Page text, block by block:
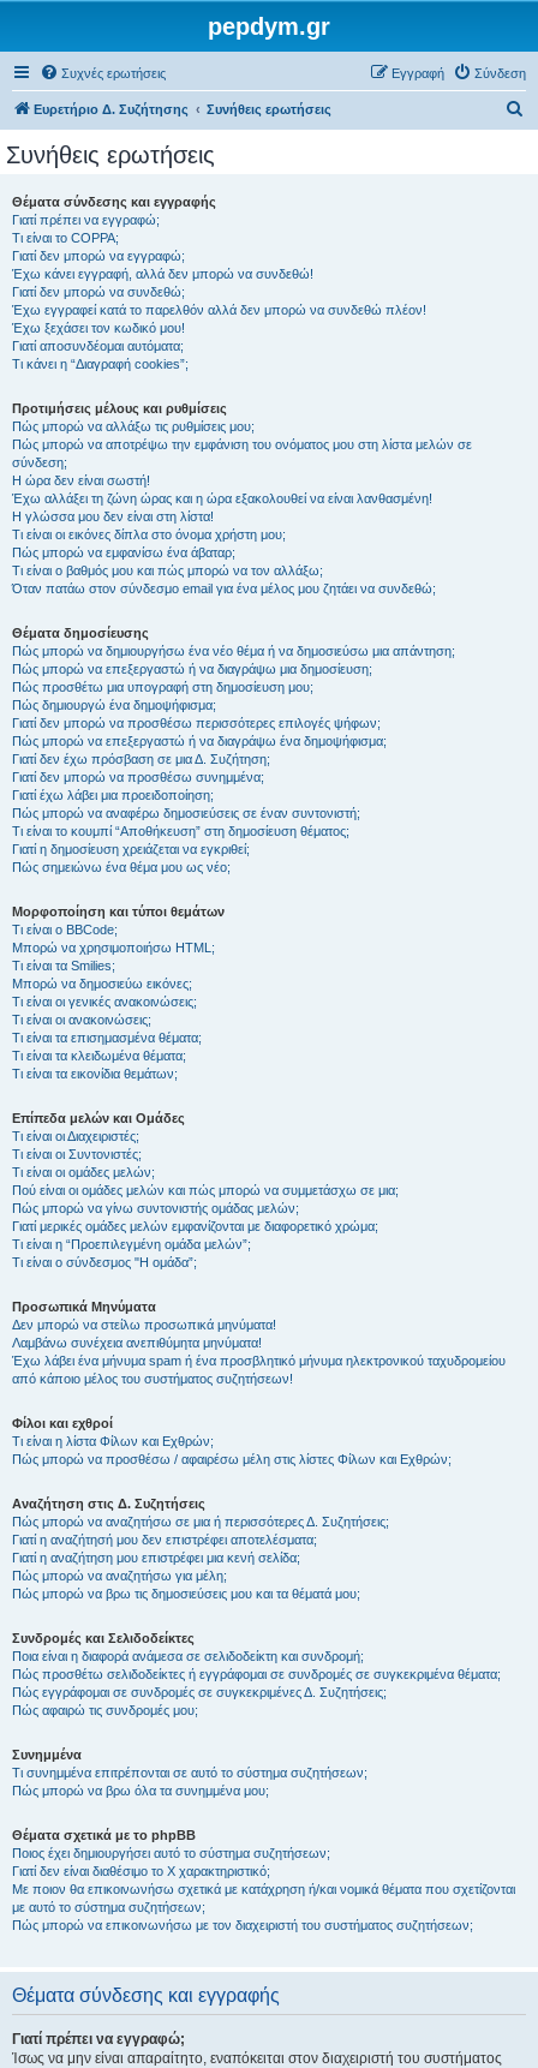
pepdym.gr
Συχνές ερωτήσεις Σύνδεση
Εγγραφή
Ευρετήριο Δ. Συζήτησης Συνήθεις ερωτήσεις
Συνήθεις ερωτήσεις
Θέματα σύνδεσης και εγγραφής
Γιατί πρέπει να εγγραφώ;
Τι είναι το COPPA;
Γιατί δεν μπορώ να εγγραφώ;
Έχω κάνει εγγραφή, αλλά δεν μπορώ να συνδεθώ!
Γιατί δεν μπορώ να συνδεθώ;
Έχω εγγραφεί κατά το παρελθόν αλλά δεν μπορώ να συνδεθώ πλέον!
Έχω ξεχάσει τον κωδικό μου!
Γιατί αποσυνδέομαι αυτόματα;
Τι κάνει η “Διαγραφή cookies”;
Προτιμήσεις μέλους και ρυθμίσεις
Πώς μπορώ να αλλάξω τις ρυθμίσεις μου;
Πώς μπορώ να αποτρέψω την εμφάνιση του ονόματος μου στη λίστα μελών σε
σύνδεση;
Η ώρα δεν είναι σωστή!
Έχω αλλάξει τη ζώνη ώρας και η ώρα εξακολουθεί να είναι λανθασμένη!
Η γλώσσα μου δεν είναι στη λίστα!
Τι είναι οι εικόνες δίπλα στο όνομα χρήστη μου;
Πώς μπορώ να εμφανίσω ένα άβαταρ;
Τι είναι ο βαθμός μου και πώς μπορώ να τον αλλάξω;
Όταν πατάω στον σύνδεσμο email για ένα μέλος μου ζητάει να συνδεθώ;
Θέματα δημοσίευσης
Πώς μπορώ να δημιουργήσω ένα νέο θέμα ή να δημοσιεύσω μια απάντηση;
Πώς μπορώ να επεξεργαστώ ή να διαγράψω μια δημοσίευση;
Πώς προσθέτω μια υπογραφή στη δημοσίευση μου;
Πώς δημιουργώ ένα δημοψήφισμα;
Γιατί δεν μπορώ να προσθέσω περισσότερες επιλογές ψήφων;
Πώς μπορώ να επεξεργαστώ ή να διαγράψω ένα δημοψήφισμα;
Γιατί δεν έχω πρόσβαση σε μια Δ. Συζήτηση;
Γιατί δεν μπορώ να προσθέσω συνημμένα;
Γιατί έχω λάβει μια προειδοποίηση;
Πώς μπορώ να αναφέρω δημοσιεύσεις σε έναν συντονιστή;
Τι είναι το κουμπί “Αποθήκευση” στη δημοσίευση θέματος;
Γιατί η δημοσίευση χρειάζεται να εγκριθεί;
Πώς σημειώνω ένα θέμα μου ως νέο;
Μορφοποίηση και τύποι θεμάτων
Τι είναι ο BBCode;
Μπορώ να χρησιμοποιήσω HTML;
Τι είναι τα Smilies;
Μπορώ να δημοσιεύω εικόνες;
Τι είναι οι γενικές ανακοινώσεις;
Τι είναι οι ανακοινώσεις;
Τι είναι τα επισημασμένα θέματα;
Τι είναι τα κλειδωμένα θέματα;
Τι είναι τα εικονίδια θεμάτων;
Επίπεδα μελών και Ομάδες
Τι είναι οι Διαχειριστές;
Τι είναι οι Συντονιστές;
Τι είναι οι ομάδες μελών;
Πού είναι οι ομάδες μελών και πώς μπορώ να συμμετάσχω σε μια;
Πώς μπορώ να γίνω συντονιστής ομάδας μελών;
Γιατί μερικές ομάδες μελών εμφανίζονται με διαφορετικό χρώμα;
Τι είναι η “Προεπιλεγμένη ομάδα μελών”;
Τι είναι ο σύνδεσμος "Η ομάδα”;
Προσωπικά Μηνύματα
Δεν μπορώ να στείλω προσωπικά μηνύματα!
Λαμβάνω συνέχεια ανεπιθύμητα μηνύματα!
Έχω λάβει ένα μήνυμα spam ή ένα προσβλητικό μήνυμα ηλεκτρονικού ταχυδρομείου
από κάποιο μέλος του συστήματος συζητήσεων!
Φίλοι και εχθροί
Τι είναι η λίστα Φίλων και Εχθρών;
Πώς μπορώ να προσθέσω / αφαιρέσω μέλη στις λίστες Φίλων και Εχθρών;
Αναζήτηση στις Δ. Συζητήσεις
Πώς μπορώ να αναζητήσω σε μια ή περισσότερες Δ. Συζητήσεις;
Γιατί η αναζήτησή μου δεν επιστρέφει αποτελέσματα;
Γιατί η αναζήτηση μου επιστρέφει μια κενή σελίδα;
Πώς μπορώ να αναζητήσω για μέλη;
Πώς μπορώ να βρω τις δημοσιεύσεις μου και τα θέματά μου;
Συνδρομές και Σελιδοδείκτες
Ποια είναι η διαφορά ανάμεσα σε σελιδοδείκτη και συνδρομή;
Πώς προσθέτω σελιδοδείκτες ή εγγράφομαι σε συνδρομές σε συγκεκριμένα θέματα;
Πώς εγγράφομαι σε συνδρομές σε συγκεκριμένες Δ. Συζητήσεις;
Πώς αφαιρώ τις συνδρομές μου;
Συνημμένα
Τι συνημμένα επιτρέπονται σε αυτό το σύστημα συζητήσεων;
Πώς μπορώ να βρω όλα τα συνημμένα μου;
Θέματα σχετικά με το phpBB
Ποιος έχει δημιουργήσει αυτό το σύστημα συζητήσεων;
Γιατί δεν είναι διαθέσιμο το Χ χαρακτηριστικό;
Με ποιον θα επικοινωνήσω σχετικά με κατάχρηση ή/και νομικά θέματα που σχετίζονται
με αυτό το σύστημα συζητήσεων;
Πώς μπορώ να επικοινωνήσω με τον διαχειριστή του συστήματος συζητήσεων;
Θέματα σύνδεσης και εγγραφής
Γιατί πρέπει να εγγραφώ;
Ίσως να μην είναι απαραίτητο, εναπόκειται στον διαχειριστή του συστήματος